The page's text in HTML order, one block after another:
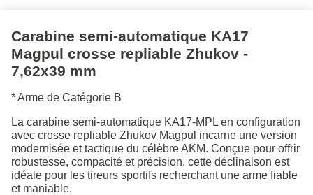
Carabine semi-automatique KA17
Magpul crosse repliable Zhukov -
7,62x39 mm
* Arme de Catégorie B
La carabine semi-automatique KA17-MPL en configuration
avec crosse repliable Zhukov Magpul incarne une version
modernisée et tactique du célèbre AKM. Conçue pour offrir
robustesse, compacité et précision, cette déclinaison est
idéale pour les tireurs sportifs recherchant une arme fiable
et maniable.